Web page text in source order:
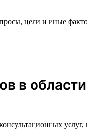
цели и иные
в